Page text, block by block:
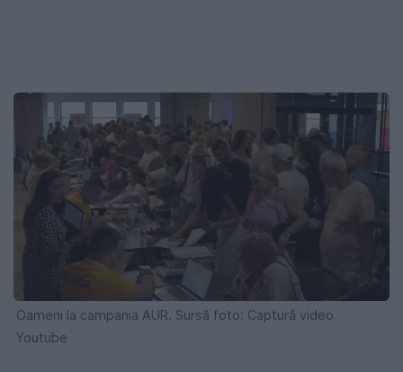
Oameni la campania AUR. Sursă foto: Captură video
Youtube